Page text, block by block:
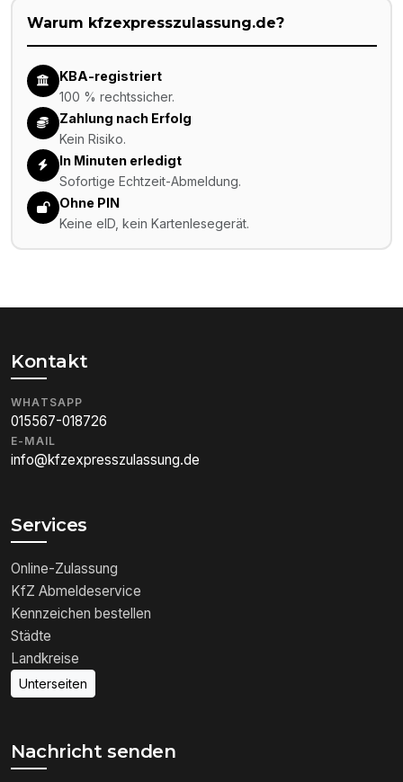
Warum kfzexpresszulassung.de?
KBA-registriert
100 % rechtssicher.
Zahlung nach Erfolg
Kein Risiko.
In Minuten erledigt
Sofortige Echtzeit-Abmeldung.
Ohne PIN
Keine eID, kein Kartenlesegerät.
Kontakt
WHATSAPP
015567-018726
E-MAIL
info@kfzexpresszulassung.de
Services
Online-Zulassung
KfZ Abmeldeservice
Kennzeichen bestellen
Städte
Landkreise
Unterseiten
Nachricht senden